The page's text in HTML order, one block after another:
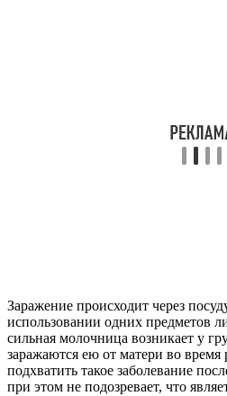
Заражение происходит через
использовании одних предметов
сильная молочница возникает у
заражаются ею от матери во
подхватить такое заболевание
при этом не подозревает, что